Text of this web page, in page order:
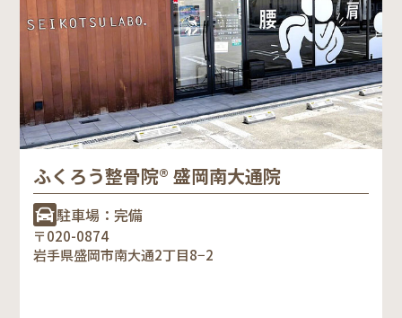
ふくろう整骨院® 盛岡南大通院
駐車場：完備
〒020-0874
岩手県盛岡市南大通2丁目8−2